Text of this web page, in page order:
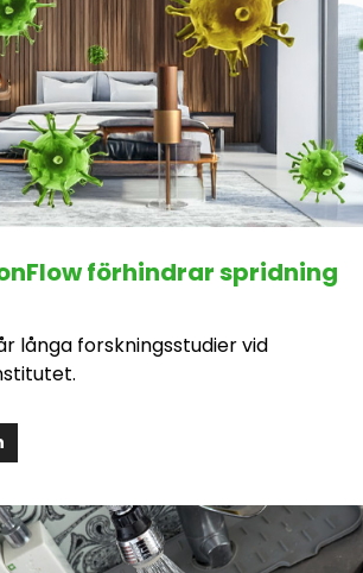
förhindrar spridning
långa forskningsstudier vid